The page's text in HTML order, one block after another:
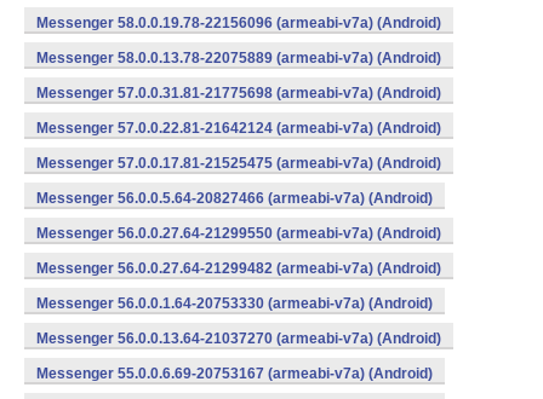
Messenger 58.0.0.19.78-22156096 (armeabi-v7a) (Android)
Messenger 58.0.0.13.78-22075889 (armeabi-v7a) (Android)
Messenger 57.0.0.31.81-21775698 (armeabi-v7a) (Android)
Messenger 57.0.0.22.81-21642124 (armeabi-v7a) (Android)
Messenger 57.0.0.17.81-21525475 (armeabi-v7a) (Android)
Messenger 56.0.0.5.64-20827466 (armeabi-v7a) (Android)
Messenger 56.0.0.27.64-21299550 (armeabi-v7a) (Android)
Messenger 56.0.0.27.64-21299482 (armeabi-v7a) (Android)
Messenger 56.0.0.1.64-20753330 (armeabi-v7a) (Android)
Messenger 56.0.0.13.64-21037270 (armeabi-v7a) (Android)
Messenger 55.0.0.6.69-20753167 (armeabi-v7a) (Android)